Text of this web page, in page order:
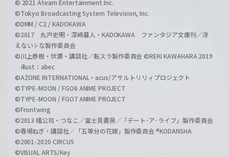
© 2021 Ateam Entertainment Inc.
©Tokyo Broadcasting System Television, Inc.
©DMM / C2 / KADOKAWA
©2017 丸戸史明・深崎暮人・KADOKAWA ファンタジア文庫刊／冴
えない♭な製作委員会
©川上泰樹・伏瀬・講談社／転スラ製作委員会 ©REKI KAWAHARA 2019
illust：abec
©AZONE INTERNATIONAL・acus/アサルトリリィプロジェクト
©TYPE-MOON / FGO6 ANIME PROJECT
©TYPE-MOON / FGO7 ANIME PROJECT
©Frontwing
©2013 橘公司・つなこ／富士見書房／「デート･ア･ライブ」製作委員会
©春場ねぎ・講談社／「五等分の花嫁」製作委員会 ®KODANSHA
©2001-2020 CIRCUS
©VISUAL ARTS/Key